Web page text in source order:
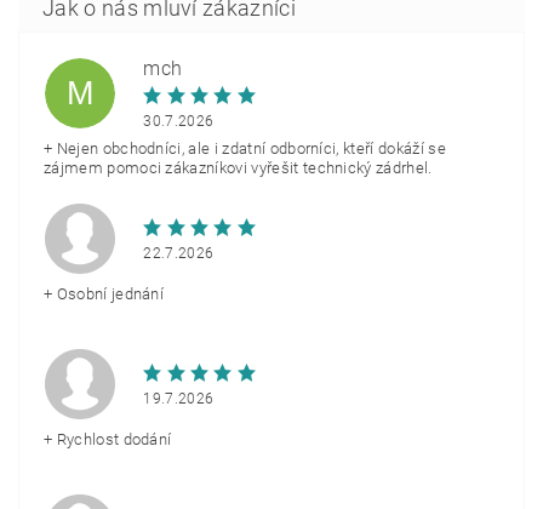
M
mch
30.7.2026
+ Nejen obchodníci, ale i zdatní odborníci, kteří dokáží se
zájmem pomoci zákazníkovi vyřešit technický zádrhel.
22.7.2026
+ Osobní jednání
19.7.2026
+ Rychlost dodání